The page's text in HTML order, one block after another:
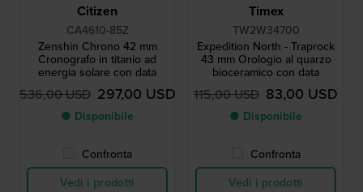
Citizen
CA4610-85Z
Zenshin Chrono 42 mm
Cronografo in titanio ad
energia solare con data
536,00 USD 297,00 USD
● Disponibile
Confronta
Vedi i prodotti
Timex
TW2W34700
Expedition North - Traprock
43 mm Orologio al quarzo
bioceramico con data
115,00 USD 83,00 USD
● Disponibile
Confronta
Vedi i prodotti